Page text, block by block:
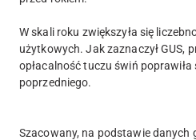
W skali roku zwiększyła się
użytkowych. Jak zaznaczył GUS,
opłacalność tuczu świń poprawiła
poprzedniego.
Szacowany, na podstawie danych